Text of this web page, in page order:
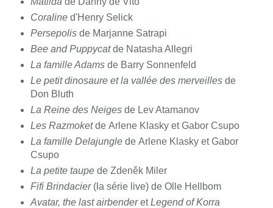
Coralined'Henry Selick
Persepolisde Marjanne Satrapi
Bee and Puppycatde Natasha Allegri
La famille Adamsde Barry Sonnenfeld
Le petit dinosaure et la vallée des merveillesde
Don Bluth
La Reine des Neigesde Lev Atamanov
Les Razmoketde Arlene Klasky et Gabor Csupo
La famille Delajungle de Arlene Klasky et Gabor
Csupo
La petite taupede Zdeněk Miler
Fifi Brindacier(la série live) de Olle Hellbom
Avatar, the last airbenderetLegend of Korra